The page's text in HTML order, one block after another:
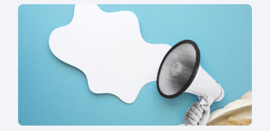
koja sadrže alkohol i energetska pića dužni su uskladiti
svoje poslovne procese i osigurati tehničko rješenje za
vjerodostojnu provjeru punoljetnosti kupca putem
sustava e-Građani ili putem mobilne […]